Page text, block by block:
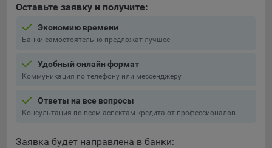
сайта Общества посещаются чаще всего, помогают
выявлять трудности, возникающие при использовании
сайта, а также позволяют оценить эффективность
составить представление о тенденциях использования
сайта в целом. Общество использует информацию для
9.5. Файлы cookie, применяемые для определения целевой
Google Analytics.
Оставьте заявку и получите:
Экономию времени
Банки самостоятельно предложат лучшее
Удобный онлайн формат
Коммуникация по телефону или мессенджеру
Ответы на все вопросы
Консультация по всем аспектам кредита от профессионалов
Заявка будет направлена в банки: